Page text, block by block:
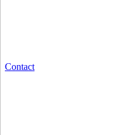
Contact